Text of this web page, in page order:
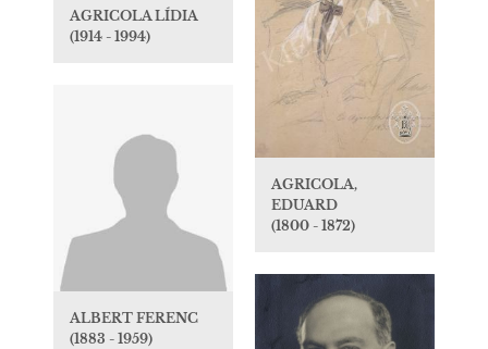
AGRICOLA LÍDIA
(1914 - 1994)
AGRICOLA,
EDUARD
(1800 - 1872)
ALBERT FERENC
(1883 - 1959)